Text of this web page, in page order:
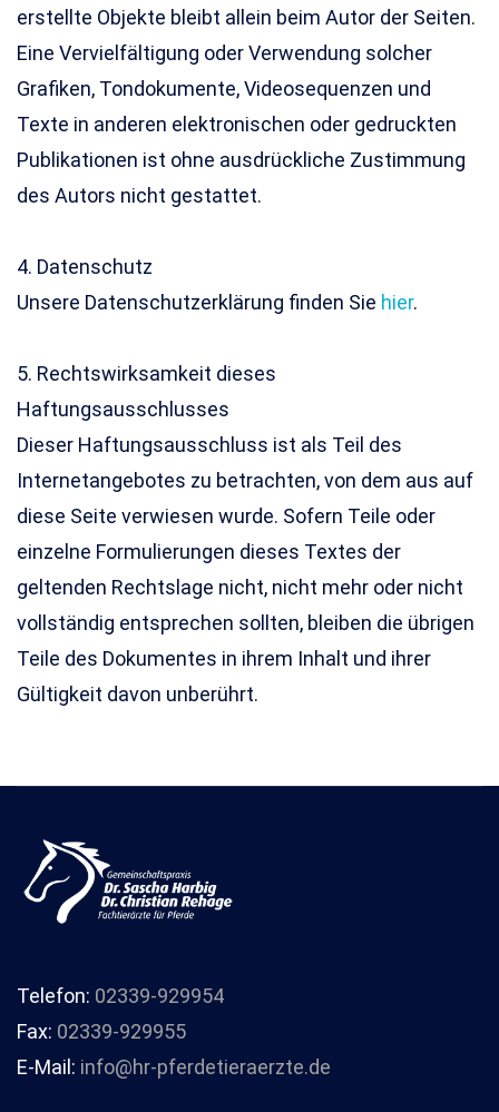
erstellte Objekte bleibt allein beim Autor der Seiten.
Eine Vervielfältigung oder Verwendung solcher
Grafiken, Tondokumente, Videosequenzen und
Texte in anderen elektronischen oder gedruckten
Publikationen ist ohne ausdrückliche Zustimmung
des Autors nicht gestattet.
4. Datenschutz
Unsere Datenschutzerklärung finden Sie hier.
5. Rechtswirksamkeit dieses
Haftungsausschlusses
Dieser Haftungsausschluss ist als Teil des
Internetangebotes zu betrachten, von dem aus auf
diese Seite verwiesen wurde. Sofern Teile oder
einzelne Formulierungen dieses Textes der
geltenden Rechtslage nicht, nicht mehr oder nicht
vollständig entsprechen sollten, bleiben die übrigen
Teile des Dokumentes in ihrem Inhalt und ihrer
Gültigkeit davon unberührt.
Telefon: 02339-929954
Fax: 02339-929955
E-Mail: info@hr-pferdetieraerzte.de